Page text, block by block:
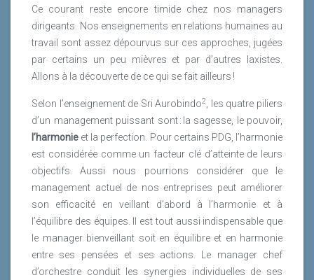
Ce courant reste encore timide chez nos managers
dirigeants. Nos enseignements en relations humaines au
travail sont assez dépourvus sur ces approches, jugées
par certains un peu mièvres et par d’autres laxistes.
Allons à la découverte de ce qui se fait ailleurs !
Selon l’enseignement de Sri Aurobindo2
, les quatre piliers
d’un management puissant sont : la sagesse, le pouvoir,
l’harmonie et la perfection. Pour certains PDG, l’harmonie
est considérée comme un facteur clé d’atteinte de leurs
objectifs. Aussi nous pourrions considérer que le
management actuel de nos entreprises peut améliorer
son efficacité en veillant d’abord à l’harmonie et à
l’équilibre des équipes. Il est tout aussi indispensable que
le manager bienveillant soit en équilibre et en harmonie
entre ses pensées et ses actions. Le manager chef
d’orchestre conduit les synergies individuelles de ses